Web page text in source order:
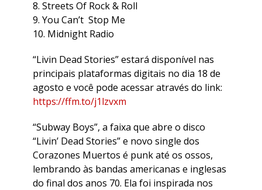
8. Streets Of Rock & Roll
9. You Can’t Stop Me
10. Midnight Radio
“Livin Dead Stories” estará disponível nas
principais plataformas digitais no dia 18 de
agosto e você pode acessar através do link:
https://ffm.to/j1lzvxm
“Subway Boys”, a faixa que abre o disco
“Livin’ Dead Stories” e novo single dos
Corazones Muertos é punk até os ossos,
lembrando às bandas americanas e inglesas
do final dos anos 70. Ela foi inspirada nos